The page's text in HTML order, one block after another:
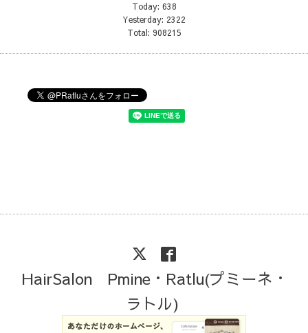
Today: 638
Yesterday: 2322
Total: 908215
HairSalon Pmine・Ratlu(プミーネ・
ラトル)